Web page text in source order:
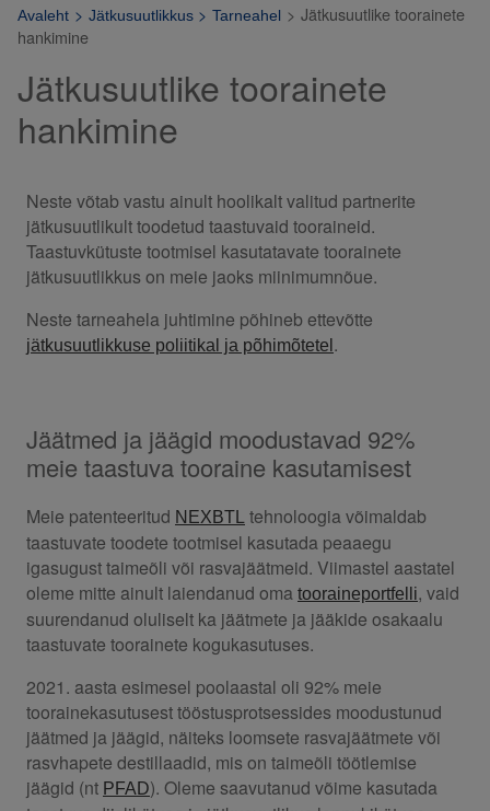
Avaleht > Jätkusuutlikkus > Tarneahel > Jätkusuutlike toorainete
hankimine
Jätkusuutlike toorainete
hankimine
Neste võtab vastu ainult hoolikalt valitud partnerite
jätkusuutlikult toodetud taastuvaid tooraineid.
Taastuvkütuste tootmisel kasutatavate toorainete
jätkusuutlikkus on meie jaoks miinimumnõue.
Neste tarneahela juhtimine põhineb ettevõtte
jätkusuutlikkuse poliitikal ja põhimõtetel .
Jäätmed ja jäägid moodustavad 92%
meie taastuva tooraine kasutamisest
Meie patenteeritud NEXBTL
tehnoloogia võimaldab
taastuvate toodete tootmisel kasutada peaaegu
igasugust taimeõli või rasvajäätmeid. Viimastel aastatel
oleme mitte ainult laiendanud oma tooraineportfelli, vaid
suurendanud oluliselt ka jäätmete ja jääkide osakaalu
taastuvate toorainete kogukasutuses.
2021. aasta esimesel poolaastal oli 92% meie
toorainekasutusest tööstusprotsessides moodustunud
jäätmed ja jäägid, näiteks loomsete rasvajäätmete või
rasvhapete destillaadid, mis on taimeõli töötlemise
jäägid (nt PFAD). Oleme saavutanud võime kasutada